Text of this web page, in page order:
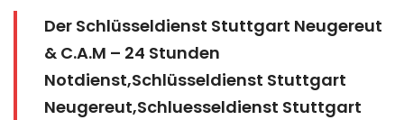
Der Schlüsseldienst Stuttgart Neugereut
& C.A.M – 24 Stunden
Notdienst,Schlüsseldienst Stuttgart
Neugereut,Schluesseldienst Stuttgart